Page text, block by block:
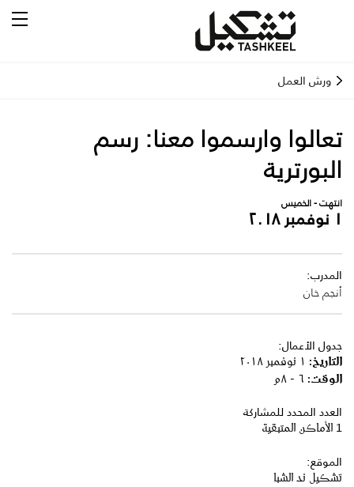
ورش العمل
تعالوا وارسموا معنا: رسم
البورترية
انتهت - الخميس
١ نوفمبر ٢٠١٨
المدرب:
أنجم خان
جدول الأعمال:
التاريخ: ١ نوفمبر ٢٠١٨
الوقت: ٦ - ٨م
العدد المحدد للمشاركة
1 الأماكن المتبقية
الموقع:
تشكيل ند الشبا